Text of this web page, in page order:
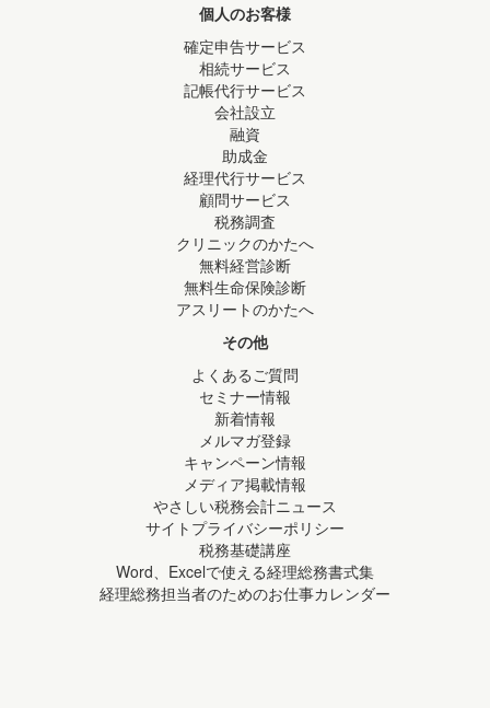
個人のお客様
確定申告サービス
相続サービス
記帳代行サービス
会社設立
融資
助成金
経理代行サービス
顧問サービス
税務調査
クリニックのかたへ
無料経営診断
無料生命保険診断
アスリートのかたへ
その他
よくあるご質問
セミナー情報
新着情報
メルマガ登録
キャンペーン情報
メディア掲載情報
やさしい税務会計ニュース
サイトプライバシーポリシー
税務基礎講座
Word、Excelで使える経理総務書式集
経理総務担当者のためのお仕事カレンダー